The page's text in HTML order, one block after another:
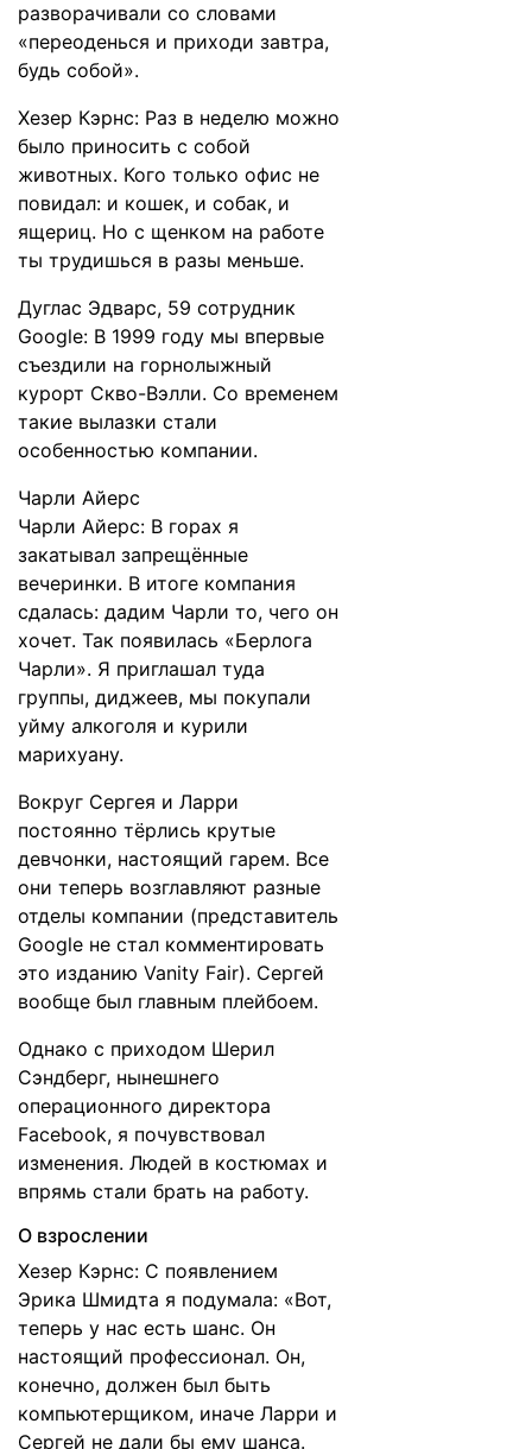
разворачивали со словами
«переоденься и приходи завтра,
будь собой».
Хезер Кэрнс: Раз в неделю можно
было приносить с собой
животных. Кого только офис не
повидал: и кошек, и собак, и
ящериц. Но с щенком на работе
ты трудишься в разы меньше.
Дуглас Эдварс, 59 сотрудник
Google: В 1999 году мы впервые
съездили на горнолыжный
курорт Скво-Вэлли. Со временем
такие вылазки стали
особенностью компании.
Чарли Айерс
Чарли Айерс: В горах я
закатывал запрещённые
вечеринки. В итоге компания
сдалась: дадим Чарли то, чего он
хочет. Так появилась «Берлога
Чарли». Я приглашал туда
группы, диджеев, мы покупали
уйму алкоголя и курили
марихуану.
Вокруг Сергея и Ларри
постоянно тёрлись крутые
девчонки, настоящий гарем. Все
они теперь возглавляют разные
отделы компании (представитель
Google не стал комментировать
это изданию Vanity Fair). Сергей
вообще был главным плейбоем.
Однако с приходом Шерил
Сэндберг, нынешнего
операционного директора
Facebook, я почувствовал
изменения. Людей в костюмах и
впрямь стали брать на работу.
О взрослении
Хезер Кэрнс: С появлением
Эрика Шмидта я подумала: «Вот,
теперь у нас есть шанс. Он
настоящий профессионал. Он,
конечно, должен был быть
компьютерщиком, иначе Ларри и
Сергей не дали бы ему шанса.